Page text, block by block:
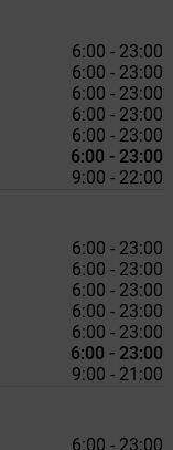
6:00 - 23:00
6:00 - 23:00
6:00 - 23:00
6:00 - 23:00
6:00 - 23:00
6:00 - 23:00
9:00 - 22:00
6:00 - 23:00
6:00 - 23:00
6:00 - 23:00
6:00 - 23:00
6:00 - 23:00
6:00 - 23:00
9:00 - 21:00
6:00 - 23:00